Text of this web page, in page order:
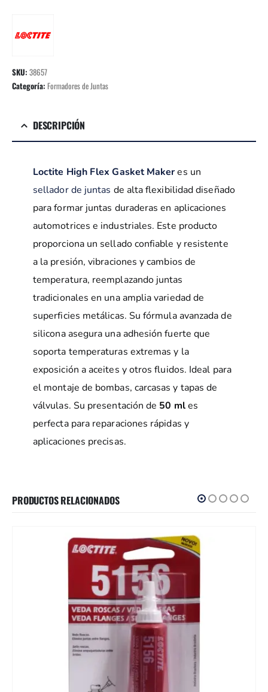
SKU:38657
Categoría:Formadores de Juntas
DESCRIPCIÓN
Loctite High Flex Gasket Makeres un
sellador de juntas de alta flexibilidad diseñado
para formar juntas duraderas en aplicaciones
automotrices e industriales. Este producto
proporciona un sellado confiable y resistente
a la presión, vibraciones y cambios de
temperatura, reemplazando juntas
tradicionales en una amplia variedad de
superficies metálicas. Su fórmula avanzada de
silicona asegura una adhesión fuerte que
soporta temperaturas extremas y la
exposición a aceites y otros fluidos. Ideal para
el montaje de bombas, carcasas y tapas de
válvulas. Su presentación de 50 mles
perfecta para reparaciones rápidas y
aplicaciones precisas.
PRODUCTOS RELACIONADOS